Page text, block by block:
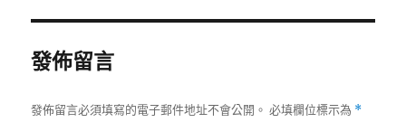
發佈留言
發佈留言必須填寫的電子郵件地址不會公開。 必填欄位標示為 *